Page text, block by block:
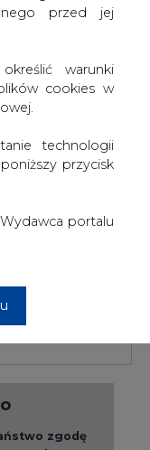
zgodę
w
w
w tym